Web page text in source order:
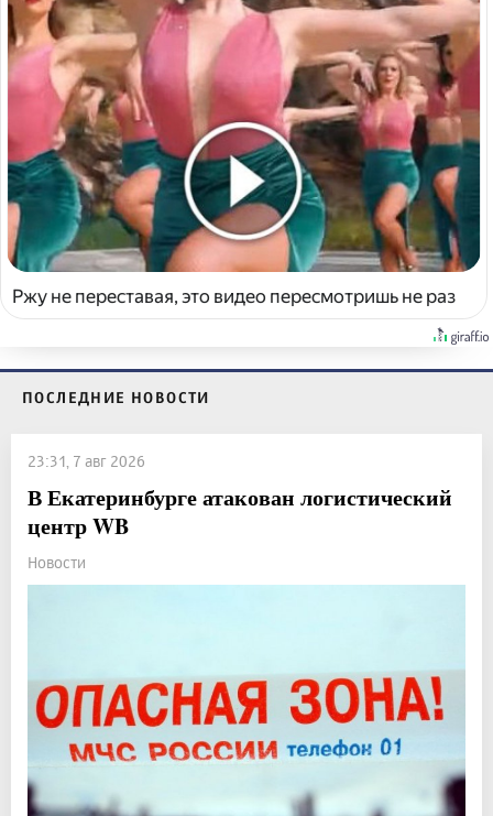
Ржу не переставая, это видео пересмотришь не раз
ПОСЛЕДНИЕ НОВОСТИ
23:31, 7 авг 2026
В Екатеринбурге атакован логистический
центр WB
Новости